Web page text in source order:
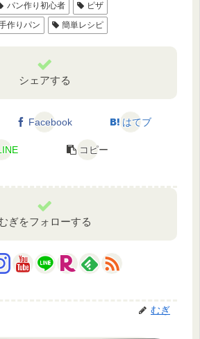
パン作り初心者
ピザ
作りパン 簡単レシピ
シェアする
Facebook はてブ
コピー
ぎをフォローする
むぎ